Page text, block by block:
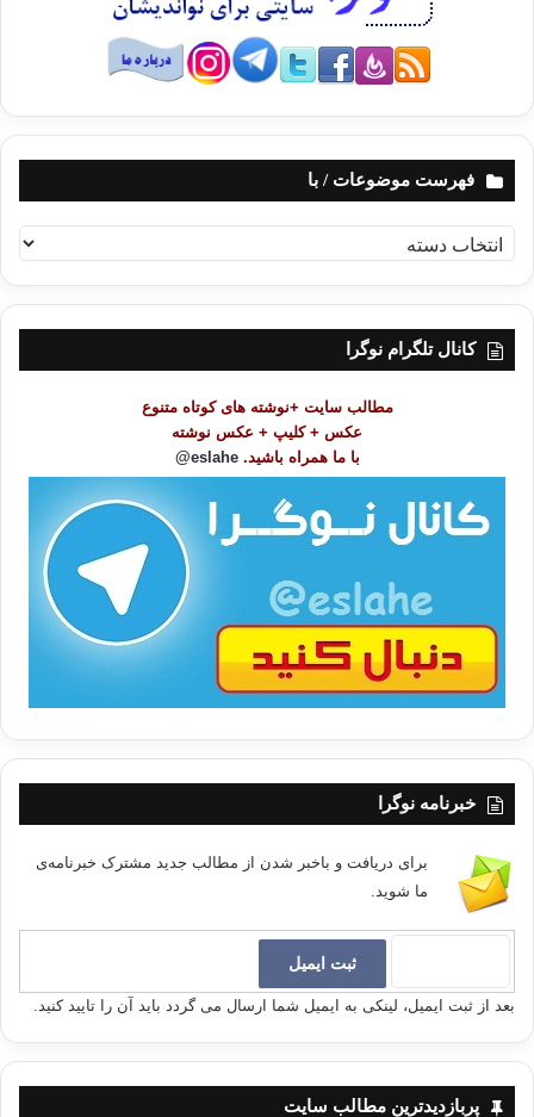
فهرست موضوعات / با
ه
ر
کانال تلگرام نوگرا
مطالب سایت +نوشته های کوتاه متنوع
عکس + کلیپ + عکس نوشته
با ما همراه باشید. eslahe@
خبرنامه نوگرا
برای دریافت و باخبر شدن از مطالب جدید مشترک خبرنامه‌ی
ما شوید.
بعد از ثبت ایمیل، لینکی به ایمیل شما ارسال می گردد باید آن را تایید کنید.
پربازدیدترین مطالب سایت